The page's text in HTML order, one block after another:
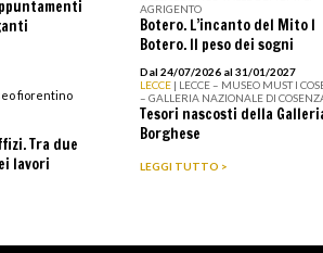
fiorentino
Tra due
lavori
AGRIGENTO
Botero. L’incanto del Mito I
Botero. Il peso dei sogni
Dal 24/07/2026 al 31/01/2027
LECCE | LECCE – MUSEO MUST I
– GALLERIA NAZIONALE DI
Tesori nascosti della
Borghese
LEGGI TUTTO >